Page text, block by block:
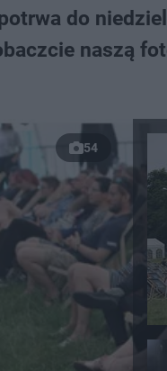
do
naszą
54